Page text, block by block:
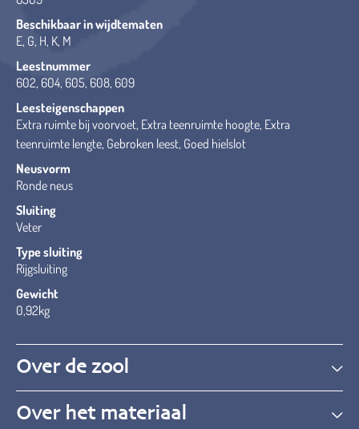
Beschikbaar in wijdtematen
E, G, H, K, M
Leestnummer
602, 604, 605, 608, 609
Leesteigenschappen
Extra ruimte bij voorvoet, Extra teenruimte hoogte, Extra
teenruimte lengte, Gebroken leest, Goed hielslot
Neusvorm
Ronde neus
Sluiting
Veter
Type sluiting
Rijgsluiting
Gewicht
0,92kg
Over de zool
Over het materiaal